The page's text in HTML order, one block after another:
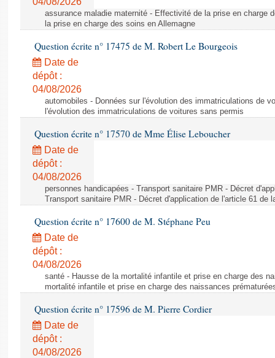
assurance maladie maternité - Effectivité de la prise en charge
la prise en charge des soins en Allemagne
Question écrite n° 17475 de M. Robert Le Bourgeois
Date de
dépôt :
04/08/2026
automobiles - Données sur l'évolution des immatriculations de
l'évolution des immatriculations de voitures sans permis
Question écrite n° 17570 de Mme Élise Leboucher
Date de
dépôt :
04/08/2026
personnes handicapées - Transport sanitaire PMR - Décret
Transport sanitaire PMR - Décret d'application de l'article 61 de
Question écrite n° 17600 de M. Stéphane Peu
Date de
dépôt :
04/08/2026
santé - Hausse de la mortalité infantile et prise en charge des
mortalité infantile et prise en charge des naissances
Question écrite n° 17596 de M. Pierre Cordier
Date de
dépôt :
04/08/2026